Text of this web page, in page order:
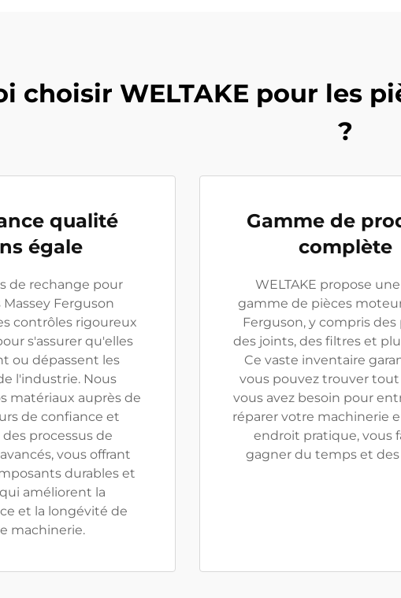
choisir WELTAKE pour les
?
qualité
égale
de rechange pour
Ferguson
contrôles rigoureux
s'assurer qu'elles
ou dépassent les
l'industrie. Nous
matériaux auprès de
de confiance et
processus de
vous offrant
durables et
améliorent la
et la longévité de
machinerie.
Gamme de
complète
WELTAKE propose
gamme de pièces
Ferguson, y compris des
des joints, des filtres et
Ce vaste inventaire
vous pouvez trouver
vous avez besoin pour
réparer votre machinerie
endroit pratique, vous
gagner du temps et des